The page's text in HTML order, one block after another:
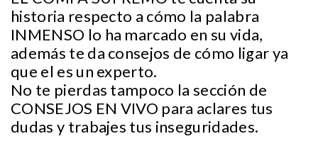
historia respecto a cómo la palabra
INMENSO lo ha marcado en su vida,
además te da consejos de cómo ligar ya
que el es un experto.
No te pierdas tampoco la sección de
CONSEJOS EN VIVO para aclares tus
dudas y trabajes tus inseguridades.